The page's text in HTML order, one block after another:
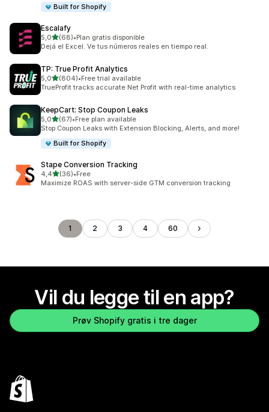
Built for Shopify
Escalafy
5,0av 5 stjerner
(68)
Totalt 68 omtaler
•Plan gratis disponible
Dejá el Excel. Ve tus números reales en tiempo real.
TP: True Profit Analytics
5,0av 5 stjerner
(804)
Totalt 804 omtaler
•Free trial available
TrueProfit tracks accurate Net Profit with real-time analytics
KeepCart: Stop Coupon Leaks
5,0av 5 stjerner
(67)
Totalt 67 omtaler
•Free plan available
Stop Coupon Leaks with Extension Blocking, Alerts, and more!
Built for Shopify
Stape Conversion Tracking
4,4av 5 stjerner
(36)
Totalt 36 omtaler
•Free
Maximize ROAS with server-side GTM conversion tracking
1 2 3 4 60
Vil du legge til en app?
Prøv Shopify gratis i tre dager